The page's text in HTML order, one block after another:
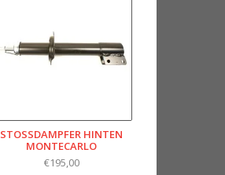
STOSSDAMPFER HINTEN M
ONTECARLO
€195,00